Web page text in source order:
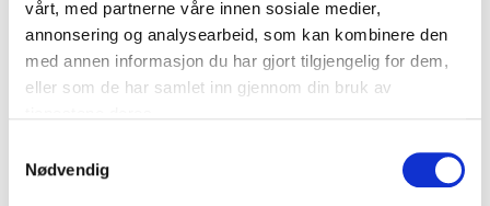
vårt, med partnerne våre innen sosiale medier,
annonsering og analysearbeid, som kan kombinere den
med annen informasjon du har gjort tilgjengelig for dem,
eller som de har samlet inn gjennom din bruk av
Nødvendig
99 90 189,-
varehus